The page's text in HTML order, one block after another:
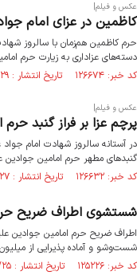
عکس و فیلم|
کاظمین در عزای امام
حرم کاظمین هم‌زمان با سالروز
دسته‌های عزاداری به زیارت حرم
کد خبر: ۱۲۶۶۷۴ تاریخ انتشار : ۱۴۰۲/۰۳/۲۹
عکس و فیلم|
پرچم عزا بر فراز گنبد
در آستانه سالروز شهادت امام
گنبدهای مطهر حرم امامین
کد خبر: ۱۲۶۶۳۲ تاریخ انتشار : ۱۴۰۲/۰۳/۲۷
شستشوی اطراف ضریح
اطراف ضریح حرم امامین جوادین
شست‌وشو و آماده پذیرایی از
کد خبر: ۱۲۵۲۲۶ تاریخ انتشار : ۱۴۰۱/۱۱/۲۵